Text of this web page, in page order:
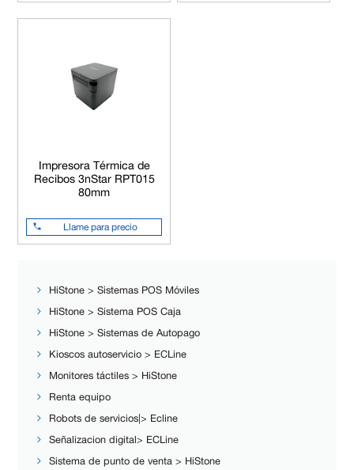
HiStone > Sistemas POS Móviles
HiStone > Sistema POS Caja
HiStone > Sistemas de Autopago
Kioscos autoservicio > ECLine
Monitores táctiles > HiStone
Renta equipo
Robots de servicios|> Ecline
Señalizacion digital> ECLine
Sistema de punto de venta > HiStone
Impresora Térmica de
Recibos 3nStar RPT015
80mm
Llame para precio